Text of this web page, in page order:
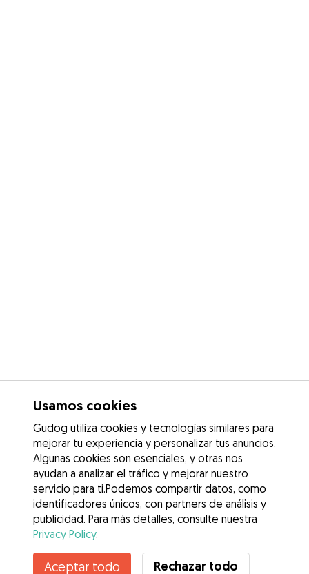
Contacta con Amanda
Usamos cookies
Gudog utiliza cookies y tecnologías similares para
mejorar tu experiencia y personalizar tus anuncios.
Algunas cookies son esenciales, y otras nos
ayudan a analizar el tráfico y mejorar nuestro
servicio para ti.Podemos compartir datos, como
identificadores únicos, con partners de análisis y
publicidad. Para más detalles, consulte nuestra
Privacy Policy.
Aceptar todo Rechazar todo